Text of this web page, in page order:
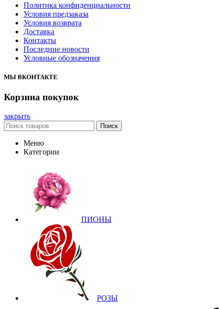
Политика конфиденциальности
Условия предзаказа
Условия возврата
Доставка
Контакты
Последние новости
Условные обозначения
МЫ ВКОНТАКТЕ
Корзина покупок
закрыть
Поиск
Меню
Категории
ПИОНЫ
РОЗЫ